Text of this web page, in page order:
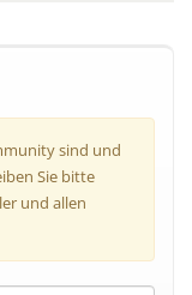
sind und
Sie bitte
und allen